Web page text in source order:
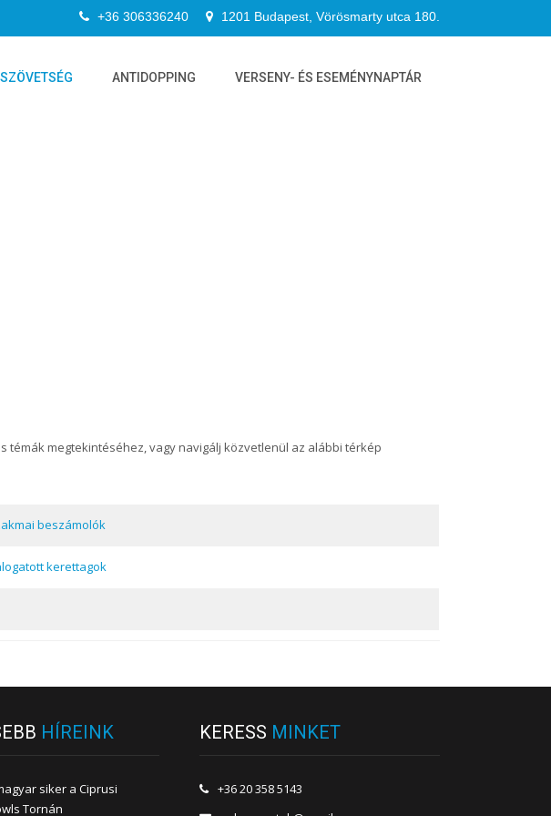
+36 306336240 1201 Budapest, Vörösmarty utca 180.
SZÖVETSÉG ANTIDOPPING VERSENY- ÉS ESEMÉNYNAPTÁR
megtekintéséhez, vagy navigálj közvetlenül az alábbi térkép
beszámolók
kerettagok
HÍREINK
siker a Ciprusi
Tornán
KERESS MINKET
+36 20 358 5143